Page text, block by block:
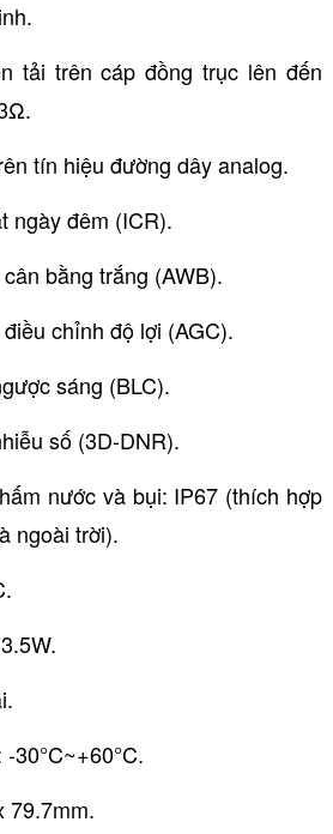
tải trên cáp đồng trục lên đến
tín hiệu đường dây analog.
ngày đêm (ICR).
bằng trắng (AWB).
chỉnh độ lợi (AGC).
sáng (BLC).
số (3D-DNR).
nước và bụi: IP67 (thích hợp
ngoài trời).
30°C~+60°C.
79.7mm.